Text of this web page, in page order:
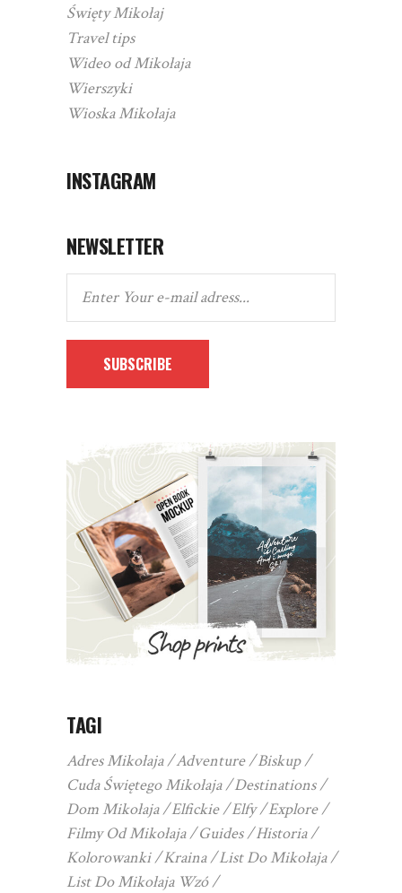
Święty Mikołaj
Travel tips
Wideo od Mikołaja
Wierszyki
Wioska Mikołaja
INSTAGRAM
NEWSLETTER
SUBSCRIBE
TAGI
Adres Mikołaja Adventure
Biskup
Cuda Świętego Mikołaja
Destinations
Dom Mikołaja
Elfickie Elfy
Explore
Filmy Od Mikołaja
Guides
Historia
Kolorowanki
Kraina
List Do Mikołaja
List Do Mikołaja Wzó